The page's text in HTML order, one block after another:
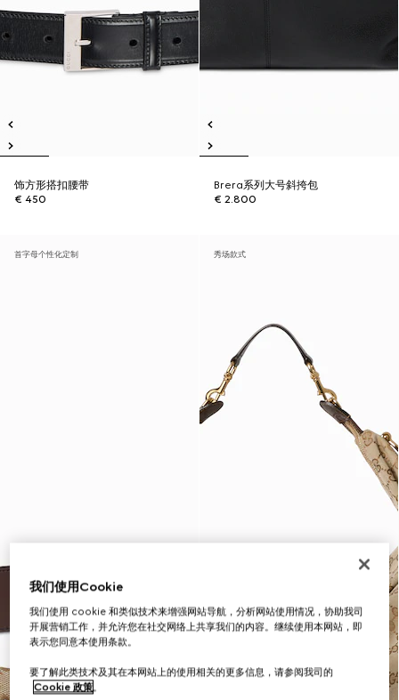
饰方形搭扣腰带
€ 450
Brera系列大号斜挎包
€ 2.800
首字母个性化定制 秀场款式
我们使用Cookie
我们使用 cookie 和类似技术来增强网站导航，分析网站使用情况，协助我司
开展营销工作，并允许您在社交网络上共享我们的内容。继续使用本网站，即
表示您同意本使用条款。
要了解此类技术及其在本网站上的使用相关的更多信息，请参阅我司的
Cookie 政策。